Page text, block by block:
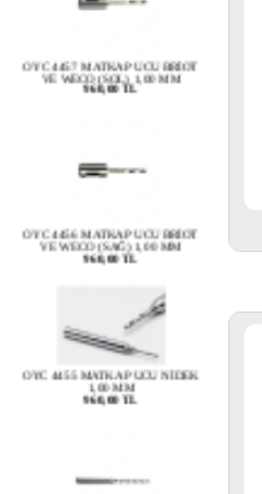
960,00 TL
960,00 TL
OYC 4455 MATKAP UCU NİDEK
1,00 MM
960,00 TL